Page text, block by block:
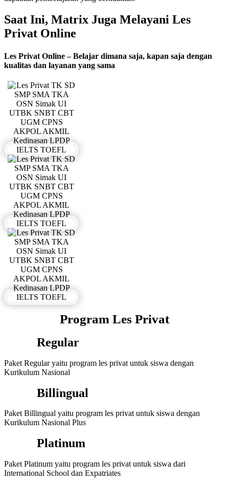
Saat Ini, Matrix Juga Melayani Les
Privat Online
Les Privat Online – Belajar dimana saja, kapan saja dengan
kualitas dan layanan yang sama
Program Les Privat
Regular
Paket Regular yaitu program les privat untuk siswa dengan
Kurikulum Nasional
Billingual
Paket Billingual yaitu program les privat untuk siswa dengan
Kurikulum Nasional Plus
Platinum
Paket Platinum yaitu program les privat untuk siswa dari
International School dan Expatriates